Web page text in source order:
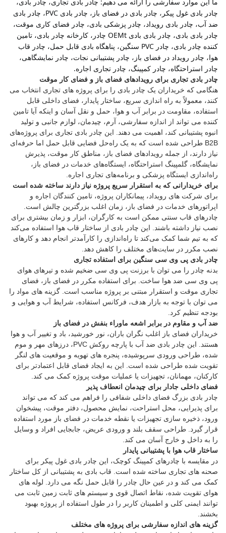
چادر استراحتگاه، چادر کمپینگ، چادر تجاری اجاره.
چادر بادی تجاری برای رویدادهای فضای باز و فضای کار موقت
هنگامی که خریداران یک چادر بادی را برای پروژه های تجاری انتخاب می
کنند، معمولاً به راه اندازی سریع، ساختار پایدار، فضای داخلی قابل
استفاده، مقاومت در برابر آب و هوا، حمل و نقل آسان و اینکه آیا تامین
کننده می تواند از اندازه سفارشی، آرم، چیدمان، لوازم جانبی و تولید
انبوه پشتیبانی کند، اهمیت می دهند. این چادر بادی تجاری برای پروژه‌های
B2B طراحی شده است که به یک راه‌حل فضایی قابل حمل اما حرفه‌ای
نیاز دارند، از جمله رویدادهای فضای باز، مناطق کار موقت، پذیرش
نمایشگاه، گلمپینگ استراحتگاه، ایستگاه‌های خدمات در فضای باز،
راه‌اندازی ایستگاه پزشکی و برنامه‌های تجاری اجاره.
برای خریدارانی که به استقرار سریع پروژه نیاز دارند ساخته شده است
برای شرکت های رویداد، پیمانکاران پروژه، تامین کنندگان اجاره و
اپراتورهای خدمات در فضای باز، زمان اغلب بزرگترین چالش است.
چادرهای قاب سنتی ممکن است به کارگران، ابزار و زمان بیشتری برای
نصب نیاز داشته باشند. این چادر بادی از ساختار قاب هوا استفاده می‌کند
که به تیم شما کمک می‌کند تا راه‌اندازی را کارآمدتر انجام دهد و کارهای
نصب مکرر در سایت‌های مختلف را کاهش دهد.
چادر بادی پی وی سی سنگین برای استفاده تجاری
بدنه چادر را می توان با برزنت پی وی سی ضخیم شده و تیرهای هوای
پی وی سی ضد هوا ساخت. برای استفاده مکرر در فضای باز، فضای
تجاری موقت و استقرار مبتنی بر پروژه مناسب است. گزینه های مواد را
می توان با توجه به بازار هدف، فرکانس استفاده، شرایط آب و هوایی و
بودجه تنظیم کرد.
ضد آب و مقاوم در برابر اشعه ماوراء بنفش در فضای باز
خریداران فضای باز اغلب نگران باران، نور خورشید، باد و تغییر آب و هوا
هستند. این چادر بادی ضد آب با پارچه روکش PVC، درزهای مهر و موم
شده، طراحی ورودی سرپوشیده، پنجره های تهویه و موقعیت های لنگر
تقویت شده طراحی شده است. این به ایجاد فضای قابل اعتمادتر برای
کارکنان، مهمانان، تجهیزات یا عملیات موقت پروژه کمک می کند.
فضای داخلی جادار برای چیدمان انعطاف پذیر
چادر بادی بزرگ فضای داخلی شفافی را فراهم می کند که می تواند
برای پذیرایی، محل استراحت، نمایش محصول، دفتر موقت، پیشخوان
ورود، ذخیره سازی تجهیزات یا نقطه خدمات در فضای باز مورد استفاده
قرار گیرد. طراحی سقف بلند و ورودی عریض، جابجایی افراد و وسایل
را به داخل و خارج آسان می کند.
ساختار قاب هوا با پشتیبانی پایدار
در مقایسه با چادرهای کمپینگ کوچک، این چادر بادی غول پیکر برای
صحنه های تجاری ساخته شده است. قاب بادی به پشتیبانی از کل ساختار
کمک می کند و در عین حال چادر را قابل حمل نگه می دارد. لوله های
هوای تقویت شده، نقاط اتصال قوی و سیستم های ثابت زمین ثابت می
توانند ایمنی کلی و اطمینان کاربر را در طول استفاده از پروژه بهبود
بخشند.
گزینه های اندازه سفارشی برای پروژه های مختلف